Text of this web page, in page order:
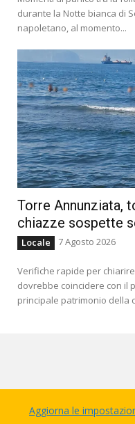
durante la Notte bianca di
napoletano, al momento...
Torre Annunziata,
chiazze sospette
Locale 7 Agosto 2026
Verifiche rapide per
dovrebbe coincidere con il
principale patrimonio della
Aggiorna le